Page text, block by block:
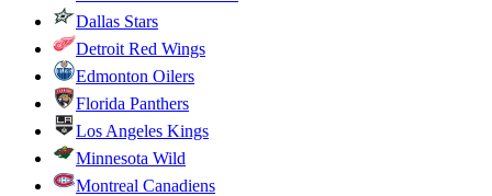
Dallas Stars
Detroit Red Wings
Edmonton Oilers
Florida Panthers
Los Angeles Kings
Minnesota Wild
Montreal Canadiens